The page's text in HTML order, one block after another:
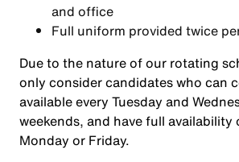
and office
Full uniform provided twice
Due to the nature of our rotating
only consider candidates who can
available every Tuesday and
weekends, and have full availability
Monday or Friday.